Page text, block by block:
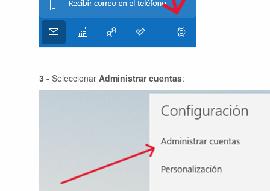
3 - Seleccionar Administrar cuentas: